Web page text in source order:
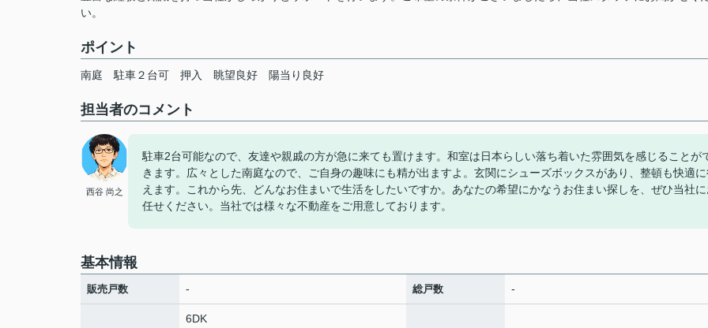
い。
ポイント
南庭 駐車２台可 押入 眺望良好 陽当り良好
担当者のコメント
西谷 尚之
駐車2台可能なので、友達や親戚の方が急に来ても置けます。和室は日本らしい落ち着いた雰囲気を感じることが
きます。広々とした南庭なので、ご自身の趣味にも精が出ますよ。玄関にシューズボックスがあり、整頓も快適
えます。これから先、どんなお住まいで生活をしたいですか。あなたの希望にかなうお住まい探しを、ぜひ当社
任せください。当社では様々な不動産をご用意しております。
基本情報
販売戸数 - 総戸数 -
6DK